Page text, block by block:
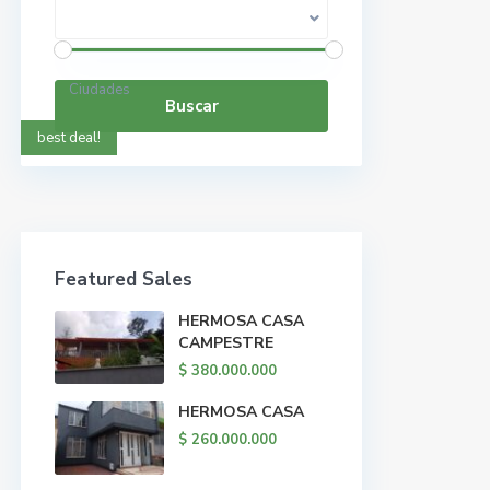
Ciudades
Buscar
best deal!
Featured Sales
HERMOSA CASA
CAMPESTRE
$ 380.000.000
HERMOSA CASA
$ 260.000.000